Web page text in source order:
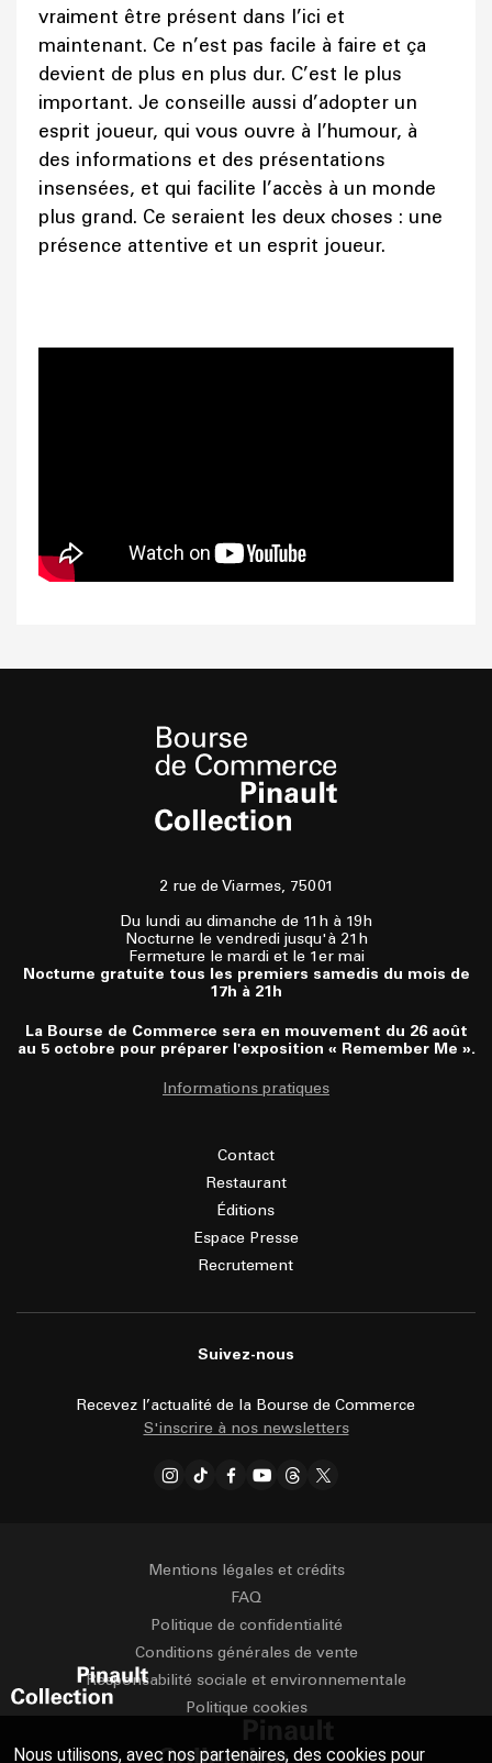
vraiment être présent dans l’ici et
maintenant. Ce n’est pas facile à faire et ça
devient de plus en plus dur. C’est le plus
important. Je conseille aussi d’adopter un
esprit joueur, qui vous ouvre à l’humour, à
des informations et des présentations
insensées, et qui facilite l’accès à un monde
plus grand. Ce seraient les deux choses : une
présence attentive et un esprit joueur.
2 rue de Viarmes, 75001
Du lundi au dimanche de 11h à 19h
Nocturne le vendredi jusqu'à 21h
Fermeture le mardi et le 1er mai
Nocturne gratuite tous les premiers samedis du mois de
17h à 21h
La Bourse de Commerce sera en mouvement du 26 août
au 5 octobre pour préparer l'exposition « Remember Me ».
Informations pratiques
Contact
Restaurant
Éditions
Espace Presse
Recrutement
Suivez-nous
Recevez l’actualité de la Bourse de Commerce
S'inscrire à nos newsletters
Mentions légales et crédits
FAQ
Politique de confidentialité
Conditions générales de vente
Responsabilité sociale et environnementale
Politique cookies
Nous utilisons, avec nos partenaires, des cookies pour